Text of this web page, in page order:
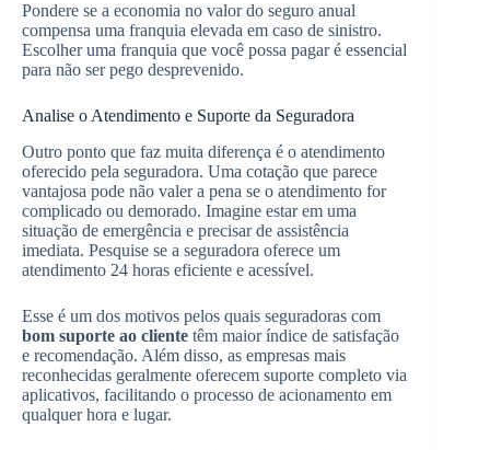
Pondere se a economia no valor do seguro anual
compensa uma franquia elevada em caso de sinistro.
Escolher uma franquia que você possa pagar é essencial
para não ser pego desprevenido.
Analise o Atendimento e Suporte da Seguradora
Outro ponto que faz muita diferença é o atendimento
oferecido pela seguradora. Uma cotação que parece
vantajosa pode não valer a pena se o atendimento for
complicado ou demorado. Imagine estar em uma
situação de emergência e precisar de assistência
imediata. Pesquise se a seguradora oferece um
atendimento 24 horas eficiente e acessível.
Esse é um dos motivos pelos quais seguradoras com
bom suporte ao cliente têm maior índice de satisfação
e recomendação. Além disso, as empresas mais
reconhecidas geralmente oferecem suporte completo via
aplicativos, facilitando o processo de acionamento em
qualquer hora e lugar.